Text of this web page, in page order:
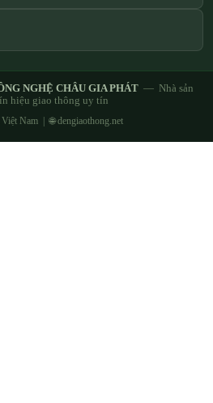
NGHỆ CHÂU GIA PHÁT— Nhà sản
hiệu giao thông uy tín
Nam | 🌐 dengiaothong.net